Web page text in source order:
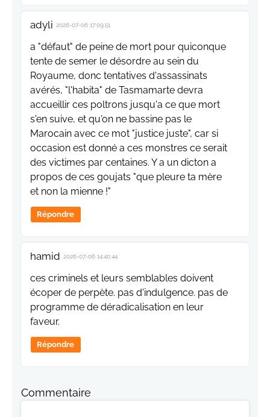
adyli 2026-07-06 17:09:51
a "défaut" de peine de mort pour quiconque
tente de semer le désordre au sein du
Royaume, donc tentatives d'assassinats
avérés, "l'habita" de Tasmamarte devra
accueillir ces poltrons jusqu'a ce que mort
s'en suive, et qu'on ne bassine pas le
Marocain avec ce mot "justice juste", car si
occasion est donné a ces monstres ce serait
des victimes par centaines. Y a un dicton a
propos de ces goujats "que pleure ta mère
et non la mienne !"
Répondre
hamid 2026-07-06 14:40:44
ces criminels et leurs semblables doivent
écoper de perpète. pas d'indulgence. pas de
programme de déradicalisation en leur
faveur.
Répondre
Commentaire